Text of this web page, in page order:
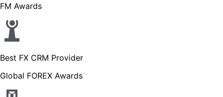
FM Awards
Best FX CRM Provider
Global FOREX Awards